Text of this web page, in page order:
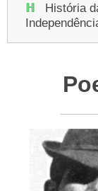
História